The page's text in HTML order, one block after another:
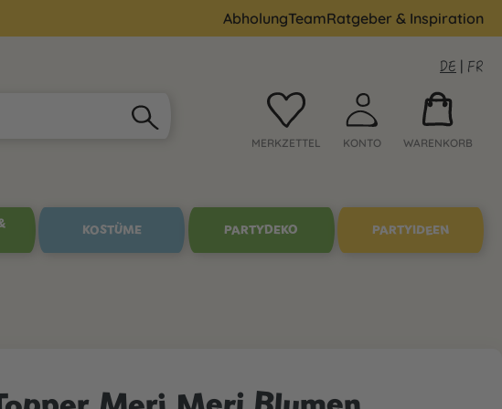
AbholungTeamRatgeber & Inspiration
DE | FR
MERKZETTEL KONTO WARENKORB
KOSTÜME PARTYDEKO PARTYIDEEN